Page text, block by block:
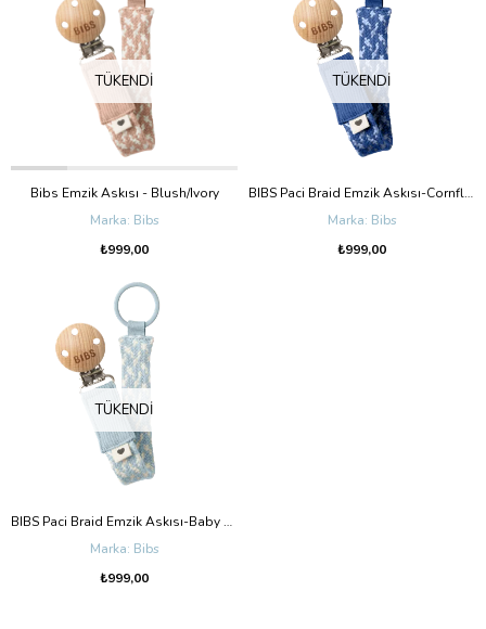
TÜKENDI
Bibs Emzik Askısı - Blush/Ivory
Bibs
₺999,00
TÜKENDI
BIBS Paci Braid Emzik Askısı-CornflowerDusty Blue
Bibs
₺999,00
TÜKENDI
BIBS Paci Braid Emzik Askısı-Baby Blue/Ivory
Bibs
₺999,00